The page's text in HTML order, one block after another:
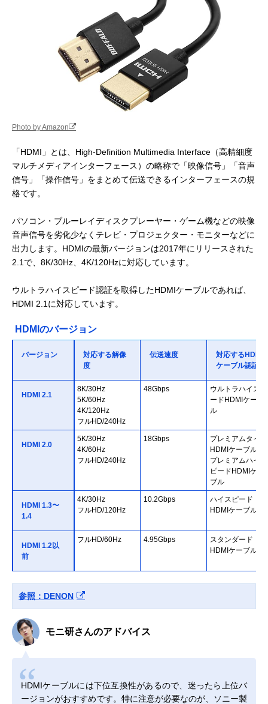
Photo by Amazon
「HDMI」とは、High-Definition Multimedia Interface（高精細度
マルチメディアインターフェース）の略称で「映像信号」「音声
信号」「操作信号」をまとめて伝送できるインターフェースの規
格です。
パソコン・ブルーレイディスクプレーヤー・ゲーム機などの映像
音声信号を劣化少なくテレビ・プロジェクター・モニターなどに
出力します。HDMIの最新バージョンは2017年にリリースされた
2.1で、8K/30Hz、4K/120Hzに対応しています。
ウルトラハイスピード認証を取得したHDMIケーブルであれば、
HDMI 2.1に対応しています。
HDMIのバージョン
バージョン
対応する解像
度
伝送速度
対応するHDMI
ケーブル認証
HDMI 2.1
8K/30Hz
5K/60Hz
4K/120Hz
フルHD/240Hz
48Gbps
ウルトラハイスピ
ードHDMIケーブ
ル
HDMI 2.0
5K/30Hz
4K/60Hz
フルHD/240Hz
18Gbps
プレミアムタイプ
HDMIケーブル／
プレミアムハイス
ピードHDMIケー
ブル
HDMI 1.3〜
1.4
4K/30Hz
フルHD/120Hz
10.2Gbps
ハイスピード
HDMIケーブル
HDMI 1.2以
前
フルHD/60Hz 4.95Gbps
スタンダード
HDMIケーブル
参照：DENON
モニ研さんのアドバイス
HDMIケーブルには下位互換性があるので、迷ったら上位バ
ージョンがおすすめです。特に注意が必要なのが、ソニー製